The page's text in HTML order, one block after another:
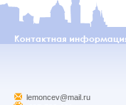
lemoncev@mail.ru